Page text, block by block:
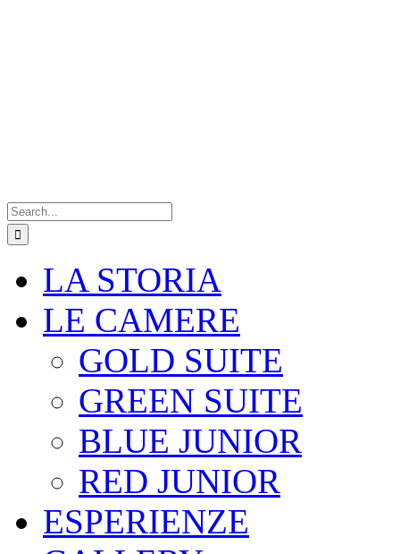
for:
LA STORIA
LE CAMERE
GOLD SUITE
GREEN SUITE
BLUE JUNIOR
RED JUNIOR
ESPERIENZE